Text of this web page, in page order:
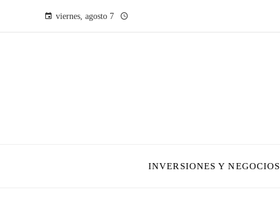
viernes, agosto 7
INVERSIONES Y NEGOCIOS